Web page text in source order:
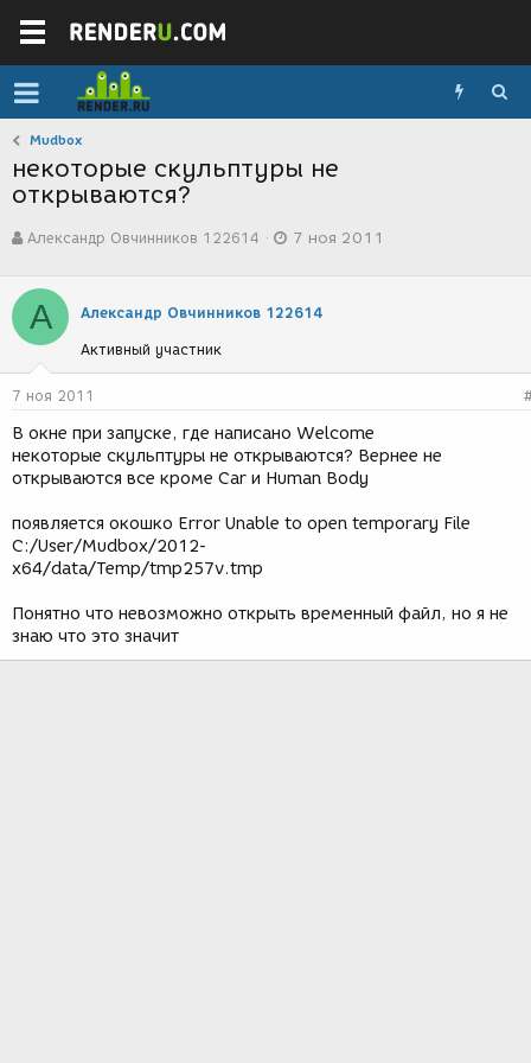
Mudbox
некоторые скульптуры не
открываются?
в
о
р
т
е
м
ы
Александр Овчинников 122614
а
с
д
и
я
7 ноя 2011
А Александр Овчинников 122614
Активный участник
7 ноя 2011
В окне при запуске, где написано Welcome
некоторые скульптуры не открываются? Вернее не
открываются все кроме Car и Human Body
появляется окошко Error Unable to open temporary File
C:/User/Mudbox/2012-
x64/data/Temp/tmp257v.tmp
Понятно что невозможно открыть временный файл, но я не
знаю что это значит